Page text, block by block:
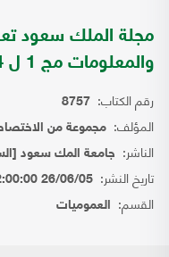
مجلة الملك سعود
والمعلومات مج 1 ل 1984 - مج14 ل 2002
رقم الكتاب: 8757
المؤلف: مجموعة من
الناشر: جامعة المك سعود
تاريخ النشر: 26/06/05 12:00:00 AM
القسم: العموميات